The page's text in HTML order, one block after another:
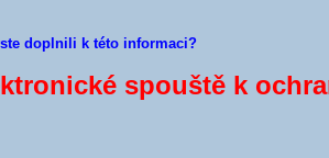
doplnili k této informaci?
spouště k